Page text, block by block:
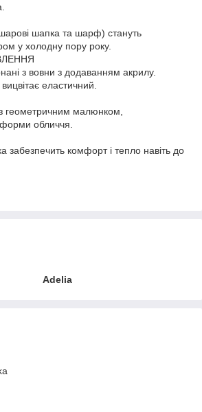
шапка та шарф) стануть
у холодну пору року.
з вовни з додаванням акрилу.
еластичний.
геометричним малюнком,
форми обличчя.
забезпечить комфорт і тепло навіть до
Adelia